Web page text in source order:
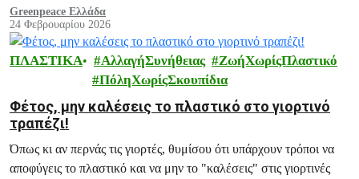
εκατομμύρια ανθρώπους σε αόρατες μολυσματικές ουσίες.
Greenpeace Ελλάδα
24 Φεβρουαρίου 2026
ΠΛΑΣΤΙΚΑ ΑλλαγήΣυνήθειας
ΖωήΧωρίςΠλαστικό
ΠόληΧωρίςΣκουπίδια
Φέτος, μην καλέσεις το πλαστικό στο γιορτινό
τραπέζι!
Όπως κι αν περνάς τις γιορτές, θυμίσου ότι υπάρχουν τρόποι να
αποφύγεις το πλαστικό και να μην το "καλέσεις" στις γιορτινές